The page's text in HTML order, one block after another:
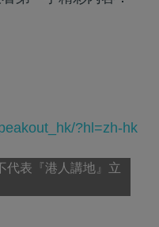
?hl=zh-hk
代表『港人講地』立